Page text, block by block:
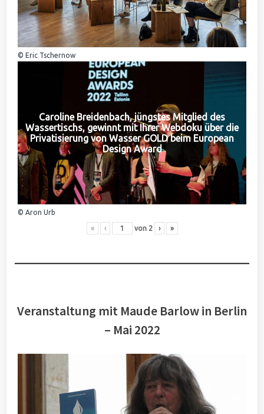
© Eric Tschernow
Caroline Breidenbach, jüngstes Mitglied des
Wassertischs, gewinnt mit Ihrer Webdoku über die
Privatisierung von Wasser GOLD beim European
Design Award
© Aron Urb
« ‹ von 2 › »
Veranstaltung mit Maude Barlow in Berlin
– Mai 2022